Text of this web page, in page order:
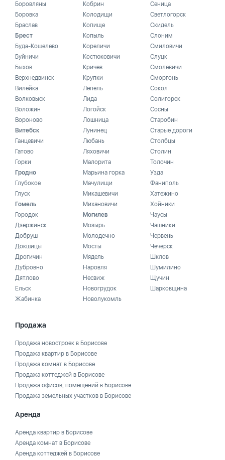
Боровляны
Боровка
Браслав
Брест
Буда-Кошелево
Буйничи
Быхов
Верхнедвинск
Вилейка
Волковыск
Воложин
Вороново
Витебск
Ганцевичи
Гатово
Горки
Гродно
Глубокое
Глуск
Гомель
Городок
Дзержинск
Добруш
Докшицы
Дрогичин
Дубровно
Дятлово
Ельск
Жабинка
Кобрин
Колодищи
Копище
Копыль
Кореличи
Костюковичи
Кричев
Крупки
Лепель
Лида
Логойск
Лошница
Лунинец
Любань
Ляховичи
Малорита
Марьина горка
Мачулищи
Микашевичи
Михановичи
Могилев
Мозырь
Молодечно
Мосты
Мядель
Наровля
Несвиж
Новогрудок
Новолукомль
Сеница
Светлогорск
Скидель
Слоним
Смиловичи
Слуцк
Смолевичи
Сморгонь
Сокол
Солигорск
Сосны
Старобин
Старые дороги
Столбцы
Столин
Толочин
Узда
Фаниполь
Хатежино
Хойники
Чаусы
Чашники
Червень
Чечерск
Шклов
Шумилино
Щучин
Шарковщина
Продажа
Продажа новостроек в Борисове
Продажа квартир в Борисове
Продажа комнат в Борисове
Продажа коттеджей в Борисове
Продажа офисов, помещений в Борисове
Продажа земельных участков в Борисове
Аренда
Аренда квартир в Борисове
Аренда комнат в Борисове
Аренда коттеджей в Борисове